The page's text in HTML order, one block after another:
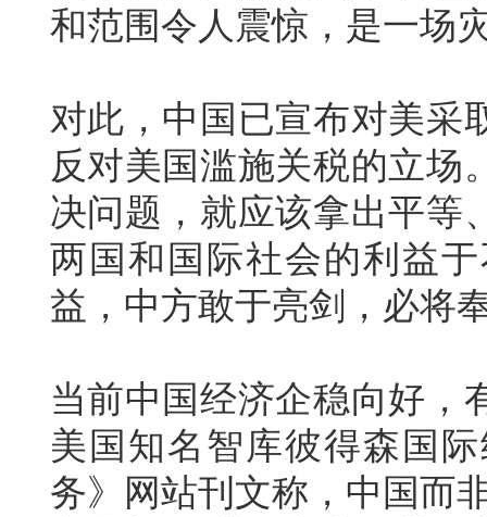
和范围令人震惊，是一
对此，中国已宣布对美采
反对美国滥施关税的立场
决问题，就应该拿出平等
两国和国际社会的利益
益，中方敢于亮剑，必将
当前中国经济企稳向好，
美国知名智库彼得森国
务》网站刊文称，中国而